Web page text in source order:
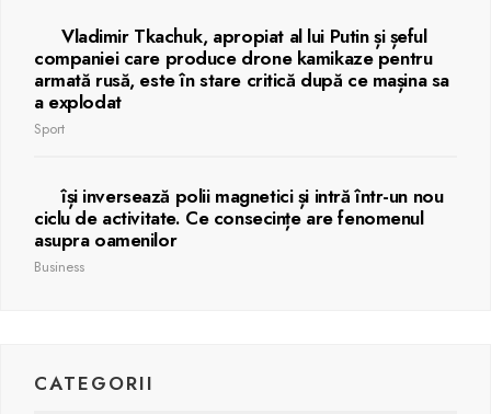
Vladimir Tkachuk, apropiat al lui Putin și șeful
companiei care produce drone kamikaze pentru
armată rusă, este în stare critică după ce mașina sa
a explodat
Sport
își inversează polii magnetici și intră într-un nou
ciclu de activitate. Ce consecințe are fenomenul
asupra oamenilor
Business
CATEGORII